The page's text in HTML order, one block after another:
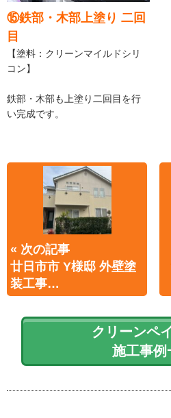
⑮鉄部・木部上塗り 二回
目
【塗料：クリーンマイルドシリ
コン】
鉄部・木部も上塗り二回目を行
い完成です。
« 次の記事
廿日市市 Y様邸 外壁塗
装工事…
クリーンペ
施工事例